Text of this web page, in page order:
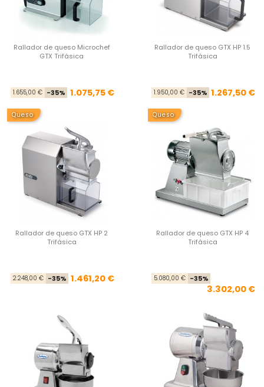
Rallador de queso Microchef
GTX Trifásica
Precio base
1.655,00 € -35% Precio
1.075,75 €
Rallador de queso GTX HP 1.5
Trifásica
1.950,00 € -35% 1.267,50 €
Queso
Rallador de queso GTX HP 2
Trifásica
Precio base
2.248,00 € -35% Precio
1.461,20 €
Queso
Rallador de queso GTX HP 4
Trifásica
5.080,00 € -35%
3.302,00 €